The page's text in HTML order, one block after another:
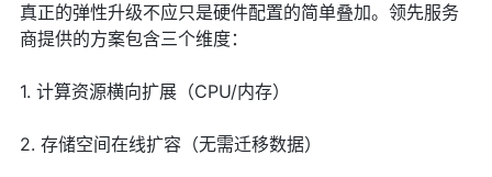
真正的弹性升级不应只是硬件配置的简单叠加。领先服务
商提供的方案包含三个维度：
1. 计算资源横向扩展（CPU/内存）
2. 存储空间在线扩容（无需迁移数据）